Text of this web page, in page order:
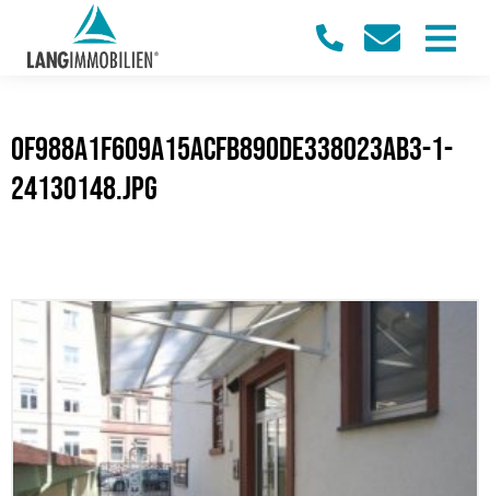
0f988a1f609a15acfb890de338023ab3-1-
24130148.jpg